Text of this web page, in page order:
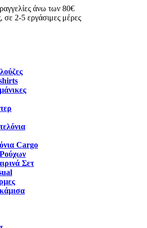
άνω των 80€
2-5 εργάσιμες μέρες
Cargo
Σετ